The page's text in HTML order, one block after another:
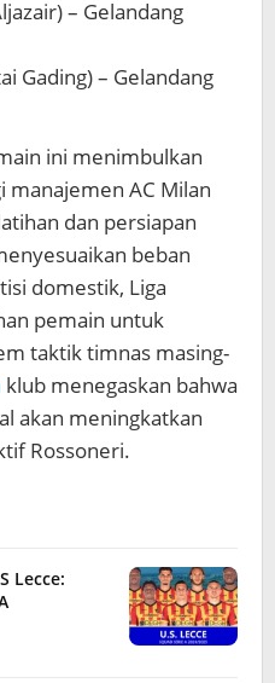
– Gelandang
Gading) – Gelandang
ini menimbulkan
AC Milan
dan persiapan
beban
domestik, Liga
pemain untuk
taktik timnas masing-
klub menegaskan bahwa
akan meningkatkan
Rossoneri.
Lecce: